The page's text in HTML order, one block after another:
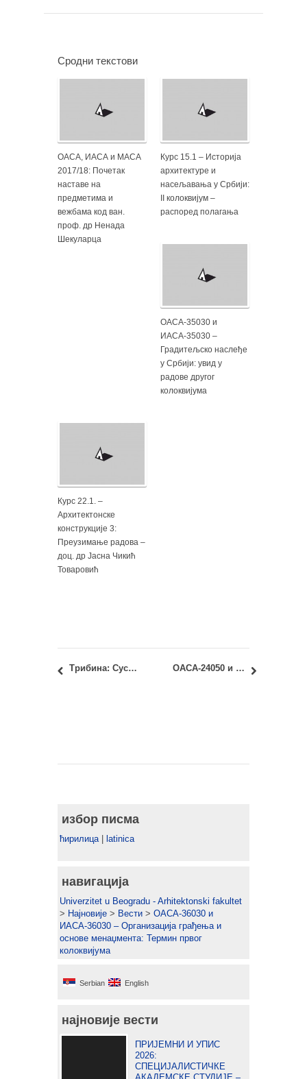
Сродни текстови
ОАСА, ИАСА и МАСА
2017/18: Почетак
наставе на
предметима и
вежбама код ван.
проф. др Ненада
Шекуларца
Курс 15.1 – Историја
архитектуре и
насељавања у Србији:
II колоквијум –
распоред полагања
ОАСА-35030 и
ИАСА-35030 –
Градитељско наслеђе
у Србији: увид у
радове другог
колоквијума
Курс 22.1. –
Архитектонске
конструкције 3:
Преузимање радова –
доц. др Јасна Чикић
Товаровић
Трибина: Сусрет са финским архитектима – Parviainen Arkkitehdit Oy Ltd ОАСА-24050 и ИАСА-24050 – Архитектонске конструкције 4: полагање 1. колоквијума
избор писма
ћирилица| latinica
навигација
Univerzitet u Beogradu - Arhitektonski fakultet
> Најновије > Вести > ОАСА-36030 и
ИАСА-36030 – Организација грађења и
основе менаџмента: Термин првог
колоквијума
Serbian English
најновије вести
ПРИЈЕМНИ И УПИС
2026:
СПЕЦИЈАЛИСТИЧКЕ